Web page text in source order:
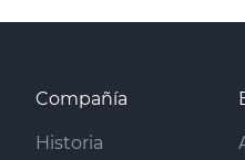
Compañía
Historia